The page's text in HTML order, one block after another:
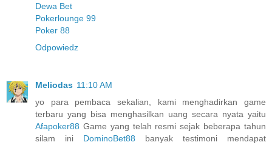
Dewa Bet
Pokerlounge 99
Poker 88
Odpowiedz
Meliodas 11:10 AM
yo para pembaca sekalian, kami menghadirkan game
terbaru yang bisa menghasilkan uang secara nyata yaitu
Afapoker88 Game yang telah resmi sejak beberapa tahun
silam ini DominoBet88 banyak testimoni mendapat